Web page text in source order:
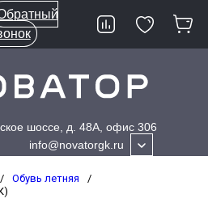
шоссе, д. 48А, офис 306
info@novatorgk.ru
/ Обувь летняя
/